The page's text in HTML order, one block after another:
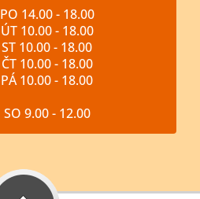
PO 14.00 - 18.00
ÚT 10.00 - 18.00
ST 10.00 - 18.00
ČT 10.00 - 18.00
PÁ 10.00 - 18.00
SO 9.00 - 12.00